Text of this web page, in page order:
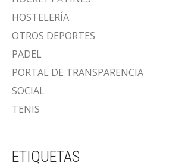
HOSTELERÍA
OTROS DEPORTES
PADEL
PORTAL DE TRANSPARENCIA
SOCIAL
TENIS
ETIQUETAS